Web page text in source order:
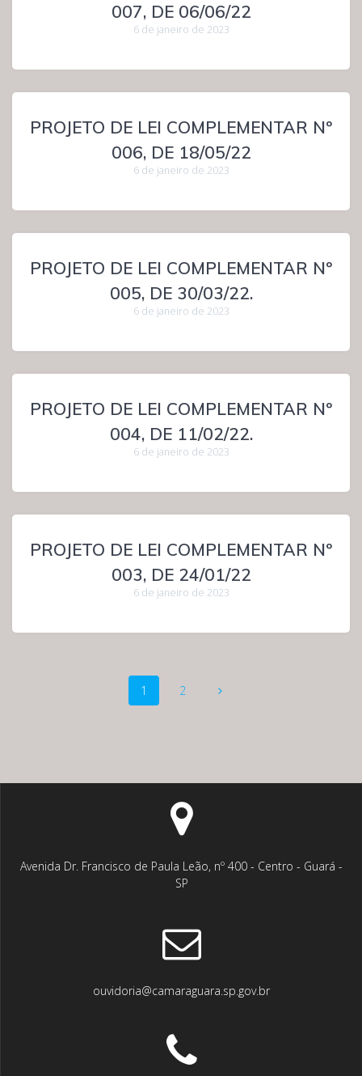
007, DE 06/06/22
6 de janeiro de 2023
PROJETO DE LEI COMPLEMENTAR Nº
006, DE 18/05/22
6 de janeiro de 2023
PROJETO DE LEI COMPLEMENTAR Nº
005, DE 30/03/22.
6 de janeiro de 2023
PROJETO DE LEI COMPLEMENTAR Nº
004, DE 11/02/22.
6 de janeiro de 2023
PROJETO DE LEI COMPLEMENTAR Nº
003, DE 24/01/22
6 de janeiro de 2023
Navegação
Página
1 Página
2
Avenida Dr. Francisco de Paula Leão, nº 400 - Centro - Guará -
SP
ouvidoria@camaraguara.sp.gov.br